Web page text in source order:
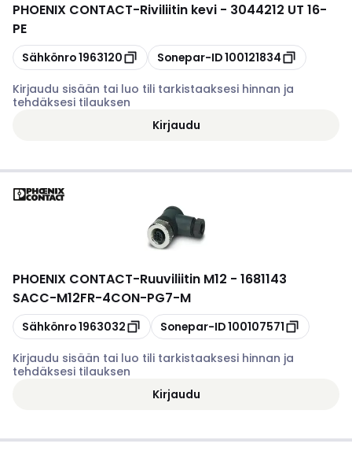
PHOENIX CONTACT-Riviliitin kevi - 3044212 UT 16-
PE
Kopioi
Sähkönro1963120 Kopioi
Sonepar-ID100121834
Kirjaudu sisään tai luo tili tarkistaaksesi hinnan ja
tehdäksesi tilauksen
Kirjaudu
PHOENIX CONTACT-Ruuviliitin M12 - 1681143
SACC-M12FR-4CON-PG7-M
Kopioi
Sähkönro1963032 Kopioi
Sonepar-ID100107571
Kirjaudu sisään tai luo tili tarkistaaksesi hinnan ja
tehdäksesi tilauksen
Kirjaudu